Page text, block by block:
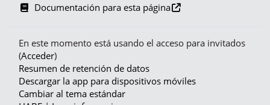
Documentación para esta página
En este momento está usando el acceso para invitados
(Acceder)
Resumen de retención de datos
Descargar la app para dispositivos móviles
Cambiar al tema estándar